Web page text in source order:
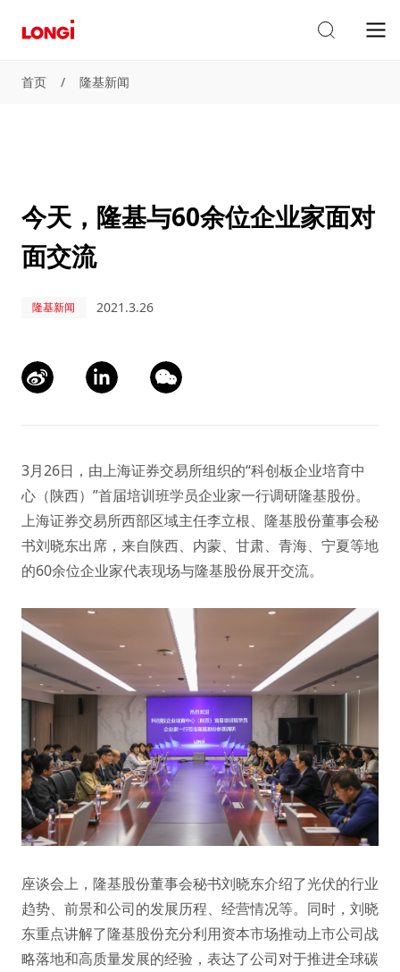
首页 / 隆基新闻
今天，隆基与60余位企业家面对
面交流
隆基新闻 2021.3.26
3月26日，由上海证券交易所组织的“科创板企业培育中
心（陕西）”首届培训班学员企业家一行调研隆基股份。
上海证券交易所西部区域主任李立根、隆基股份董事会秘
书刘晓东出席，来自陕西、内蒙、甘肃、青海、宁夏等地
的60余位企业家代表现场与隆基股份展开交流。
座谈会上，隆基股份董事会秘书刘晓东介绍了光伏的行业
趋势、前景和公司的发展历程、经营情况等。同时，刘晓
东重点讲解了隆基股份充分利用资本市场推动上市公司战
略落地和高质量发展的经验，表达了公司对于推进全球碳